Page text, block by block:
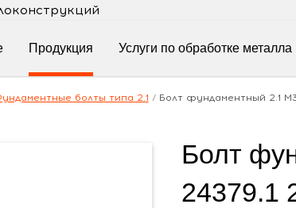
Продукция Услуги по обработке металла
болты типа 2.1 / Болт фундаментный 2.1
Болт
24379.1